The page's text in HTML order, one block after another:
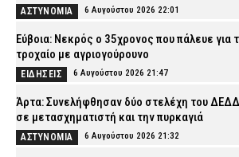
ΑΣΤΥΝΟΜΙΑ 6 Αυγούστου 2026 22:01
Εύβοια: Νεκρός ο 35χρονος που πάλευε για
τροχαίο με αγριογούρουνο
ΕΙΔΗΣΕΙΣ 6 Αυγούστου 2026 21:47
Άρτα: Συνελήφθησαν δύο στελέχη του
σε μετασχηματιστή και την πυρκαγιά
ΑΣΤΥΝΟΜΙΑ 6 Αυγούστου 2026 21:32